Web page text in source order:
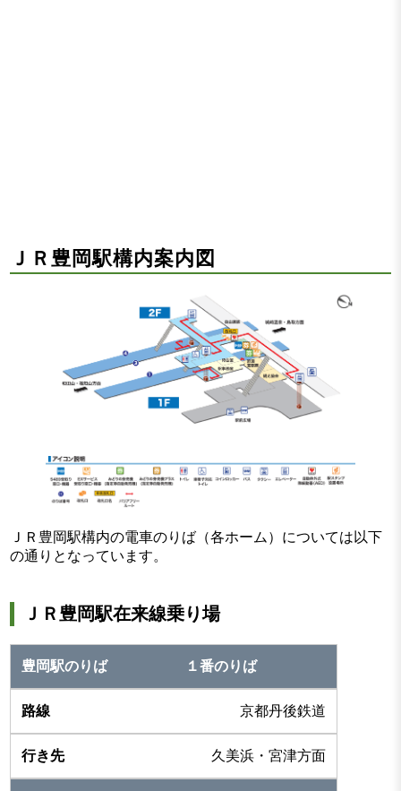
ＪＲ豊岡駅構内案内図
ＪＲ豊岡駅構内の電車のりば（各ホーム）については以下
の通りとなっています。
ＪＲ豊岡駅在来線乗り場
１番のりば
京都丹後鉄道
久美浜・宮津方面